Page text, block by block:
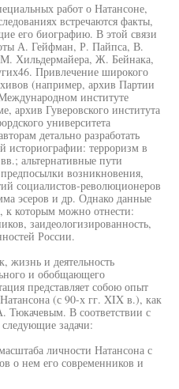
работ о Натансоне,
встречаются факты,
его биографию. В этой связи
А. Гейфман, Р. Пайпса, В.
Хильдермайера, Ж. Бейнака,
Привлечение широкого
(например, архив Партии
институте
архив Гуверовского института
университета
детально разработать
историографии: терроризм в
альтернативные пути
возникновения,
социалистов-революционеров
эсеров и др. Однако данные
к которым можно отнести:
заидеологизированность,
России.
жизнь и деятельность
и обобщающего
представляет собою опыт
(с 90-х гг. XIX в.), как
Тюкачевым. В соответствии с
задачи:
личности Натансона с
о нем его современников и